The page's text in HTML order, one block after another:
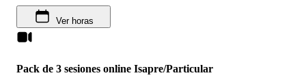
Ver horas
Pack de 3 sesiones online Isapre/Particular